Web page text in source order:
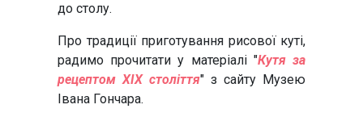
до столу.
Про традиції приготування рисової куті,
радимо прочитати у матеріалі "Кутя за
рецептом ХІХ століття" з сайту Музею
Івана Гончара.